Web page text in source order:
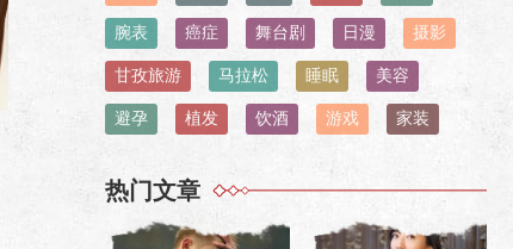
腕表 癌症 舞台剧 日漫 摄影
甘孜旅游 马拉松 睡眠 美容
避孕 植发 饮酒 游戏 家装
热门文章